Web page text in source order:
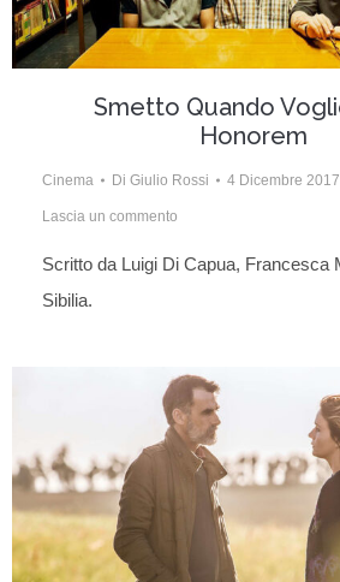
Smetto Quando
Honorem
Cinema Di Giulio Rossi 4 Dicembre 2017
Lascia un commento
Scritto da Luigi Di Capua, Francesca
Sibilia.